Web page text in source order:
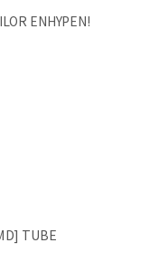
ENHYPEN!
TUBE